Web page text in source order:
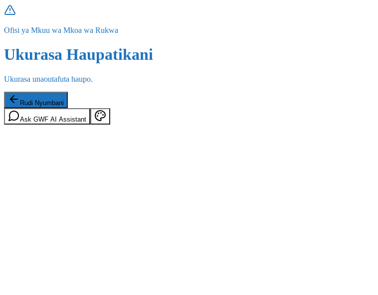
Ofisi ya Mkuu wa Mkoa wa Rukwa
Ukurasa Haupatikani
Ukurasa unaoutafuta haupo.
Rudi Nyumbani
Ask GWF AI Assistant